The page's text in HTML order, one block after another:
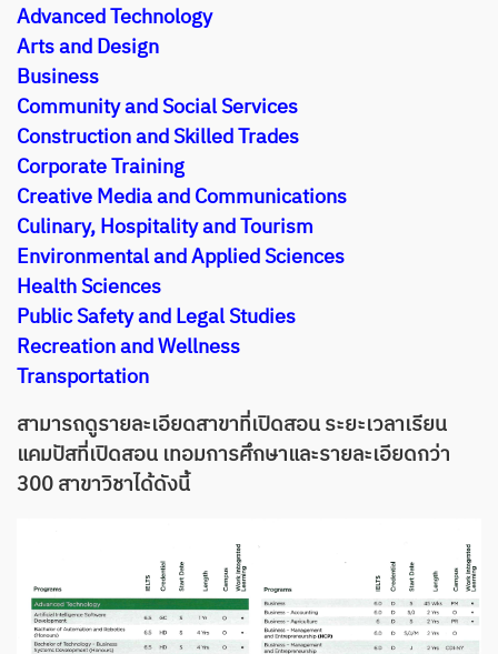
Advanced Technology
Arts and Design
Business
Community and Social Services
Construction and Skilled Trades
Corporate Training
Creative Media and Communications
Culinary, Hospitality and Tourism
Environmental and Applied Sciences
Health Sciences
Public Safety and Legal Studies
Recreation and Wellness
Transportation
สามารถดูรายละเอียดสาขาที่เปิดสอน ระยะเวลาเรียน
แคมปัสที่เปิดสอน เทอมการศึกษาและรายละเอียดกว่า
300 สาขาวิชาได้ดังนี้